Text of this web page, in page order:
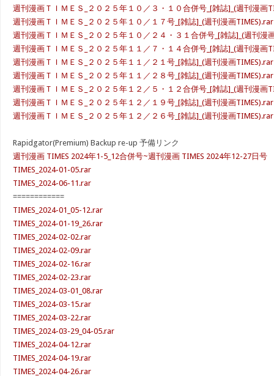
週刊漫画ＴＩＭＥＳ_２０２５年１０／３・１０合併号_[雑誌]_(週刊漫画
週刊漫画ＴＩＭＥＳ_２０２５年１０／１７号_[雑誌]_(週刊漫画TIMES).rar
週刊漫画ＴＩＭＥＳ_２０２５年１０／２４・３１合併号_[雑誌]_(週刊漫
週刊漫画ＴＩＭＥＳ_２０２５年１１／７・１４合併号_[雑誌]_(週刊漫画
週刊漫画ＴＩＭＥＳ_２０２５年１１／２１号_[雑誌]_(週刊漫画TIMES).rar
週刊漫画ＴＩＭＥＳ_２０２５年１１／２８号_[雑誌]_(週刊漫画TIMES).rar
週刊漫画ＴＩＭＥＳ_２０２５年１２／５・１２合併号_[雑誌]_(週刊漫画
週刊漫画ＴＩＭＥＳ_２０２５年１２／１９号_[雑誌]_(週刊漫画TIMES).rar
週刊漫画ＴＩＭＥＳ_２０２５年１２／２６号_[雑誌]_(週刊漫画TIMES).rar
Rapidgator(Premium) Backup re-up 予備リンク
週刊漫画 TIMES 2024年1-5_12合併号~週刊漫画 TIMES 2024年12-27日号
TIMES_2024-01-05.rar
TIMES_2024-06-11.rar
============
TIMES_2024-01_05-12.rar
TIMES_2024-01-19_26.rar
TIMES_2024-02-02.rar
TIMES_2024-02-09.rar
TIMES_2024-02-16.rar
TIMES_2024-02-23.rar
TIMES_2024-03-01_08.rar
TIMES_2024-03-15.rar
TIMES_2024-03-22.rar
TIMES_2024-03-29_04-05.rar
TIMES_2024-04-12.rar
TIMES_2024-04-19.rar
TIMES_2024-04-26.rar